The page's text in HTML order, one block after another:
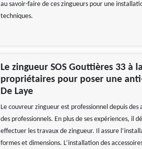
au savoir-faire de ces zingueurs pour une
techniques.
Le zingueur SOS Gouttières 33 à
propriétaires pour poser une
De Laye
Le couvreur zingueur est professionnel depuis
des professionnels. En plus de ses expériences, il
effectuer les travaux de zingueur. Il assure
formes et dimensions. L’installation des